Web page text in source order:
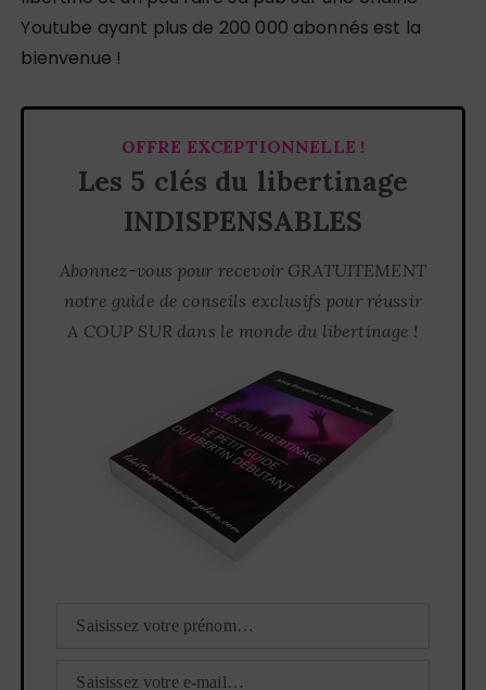
Youtube ayant plus de 200 000 abonnés est la
bienvenue !
OFFRE EXCEPTIONNELLE !
Les 5 clés du libertinage
INDISPENSABLES
Abonnez-vous pour recevoir GRATUITEMENT
notre guide de conseils exclusifs pour réussir
A COUP SUR dans le monde du libertinage !